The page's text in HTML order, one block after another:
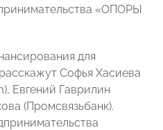
«ОПОРЫ
для
Софья Хасиева
Евгений Гаврилин
(Промсвязьбанк).